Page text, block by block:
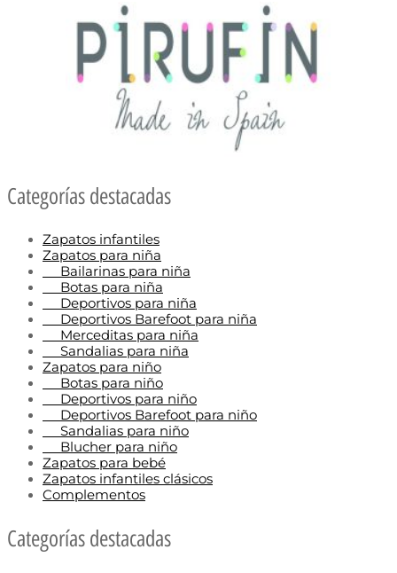
Categorías destacadas
Zapatos infantiles
Zapatos para niña
Bailarinas para niña
Botas para niña
Deportivos para niña
Deportivos Barefoot para niña
Merceditas para niña
Sandalias para niña
Zapatos para niño
Botas para niño
Deportivos para niño
Deportivos Barefoot para niño
Sandalias para niño
Blucher para niño
Zapatos para bebé
Zapatos infantiles clásicos
Complementos
Categorías destacadas